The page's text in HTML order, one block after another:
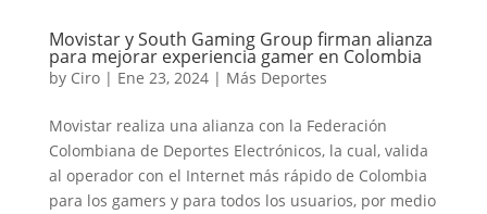
Movistar y South Gaming Group firman alianza
para mejorar experiencia gamer en Colombia
by Ciro| Ene 23, 2024| Más Deportes
Movistar realiza una alianza con la Federación
Colombiana de Deportes Electrónicos, la cual, valida
al operador con el Internet más rápido de Colombia
para los gamers y para todos los usuarios, por medio